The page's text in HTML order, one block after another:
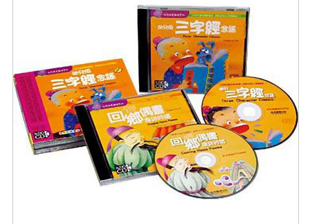
批發會員大招募，輕鬆實現財富自由!
老師您好!!幼教會員火熱招募中~
海外購物免煩惱！點我查看『海外購物流程說明』